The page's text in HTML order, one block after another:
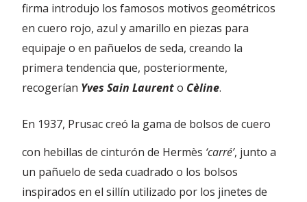
firma introdujo los famosos motivos geométricos
en cuero rojo, azul y amarillo en piezas para
equipaje o en pañuelos de seda, creando la
primera tendencia que, posteriormente,
recogerían Yves Sain Laurento Cèline.
En 1937, Prusac creó la gama de bolsos de cuero
con hebillas de cinturón de Hermès ‘carré’, junto a
un pañuelo de seda cuadrado o los bolsos
inspirados en el sillín utilizado por los jinetes de